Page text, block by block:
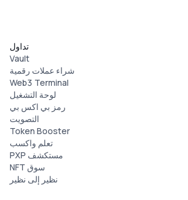
تداول
Vault
شراء عملات رقمية
Web3 Terminal
لوحة التشغيل
رمز بي اكس بي
التصويت
Token Booster
تعلم واكسب
مستكشف PXP
سوق NFT
نظير إلى نظير